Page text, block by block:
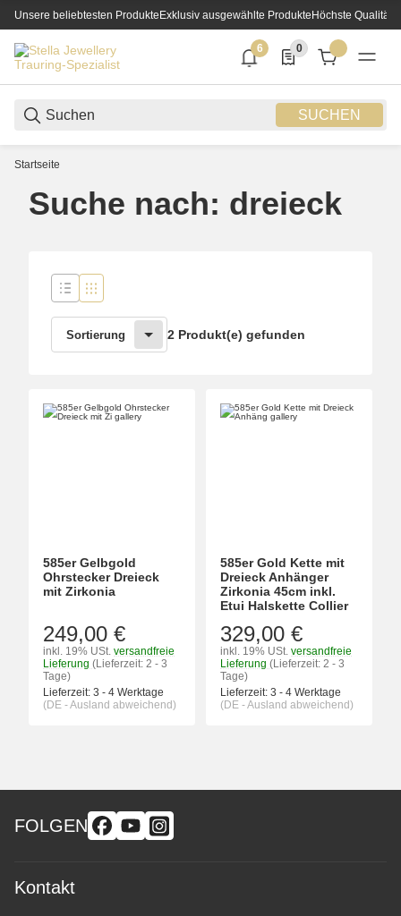
Unsere beliebtesten ProdukteExklusiv ausgewählte ProdukteHöchste Qualität
SUCHEN
6
6 neue Notifizierungen
0
0 Produkte in der
Startseite
Suche nach: dreieck
Sortierung 2 Produkt(e) gefunden
585er Gelbgold
Ohrstecker Dreieck
mit Zirkonia
249,00 €
inkl. 19% USt. versandfreie
Lieferung (Lieferzeit: 2 - 3
Tage)
Lieferzeit: 3 - 4 Werktage
(DE - Ausland abweichend)
585er Gold Kette mit
Dreieck Anhänger
Zirkonia 45cm inkl.
Etui Halskette Collier
329,00 €
inkl. 19% USt. versandfreie
Lieferung (Lieferzeit: 2 - 3
Tage)
Lieferzeit: 3 - 4 Werktage
(DE - Ausland abweichend)
FOLGEN
Kontakt